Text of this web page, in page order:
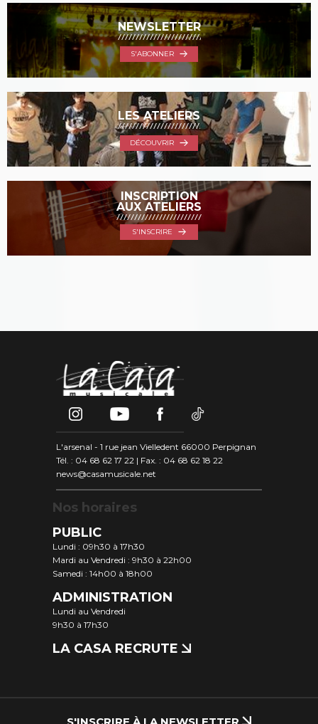
NEWSLETTER
S'ABONNER
LES ATELIERS
DÉCOUVRIR
INSCRIPTION
AUX ATELIERS
S'INSCRIRE
L'arsenal - 1 rue jean Vielledent 66000 Perpignan
Tél. : 04 68 62 17 22 | Fax. : 04 68 62 18 22
news@casamusicale.net
Nos horaires
PUBLIC
Lundi : 09h30 à 17h30
Mardi au Vendredi : 9h30 à 22h00
Samedi : 14h00 à 18h00
ADMINISTRATION
Lundi au Vendredi
9h30 à 17h30
LA CASA RECRUTE